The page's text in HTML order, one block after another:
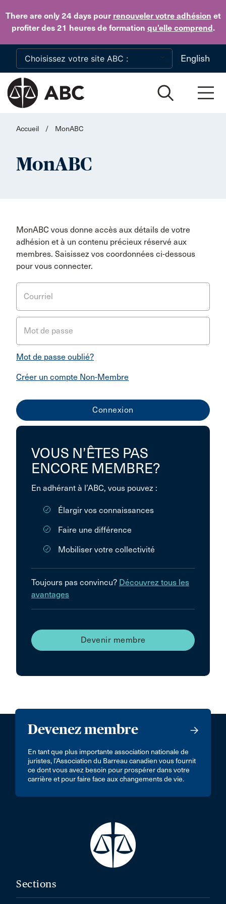
There are only 24 dayspour renouveler votre adhésion et
profiter des 21 heures de formation qu’elle comprend.
Skip to main content
English
Accueil / MonABC
MonABC
MonABC vous donne accès aux détails de votre
adhésion et à un contenu précieux réservé aux
membres. Saisissez vos coordonnées ci-dessous
pour vous connecter.
Courriel
Mot de passe
Mot de passe oublié?
Créer un compte Non-Membre
VOUS N’ÊTES PAS
ENCORE MEMBRE?
En adhérant à l’ABC, vous pouvez :
Élargir vos connaissances
Faire une différence
Mobiliser votre collectivité
Toujours pas convincu? Découvrez tous les
avantages
Devenir membre
Devenez membre
En tant que plus importante association nationale de
juristes, l’Association du Barreau canadien vous fournit
ce dont vous avez besoin pour prospérer dans votre
carrière et pour faire face aux changements de vie.
Sections